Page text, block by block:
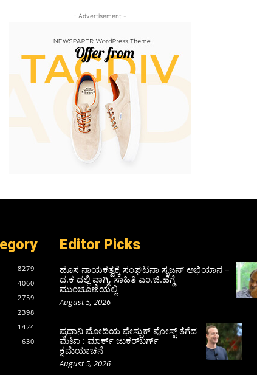
- Advertisement -
8279
4060
2759
2398
1424
630
Editor Picks
ಹೊಸ ನಾಯಕತ್ವಕ್ಕೆ ಸಂಘಟನಾ ಸೃಜನ್ ಅಭಿಯಾನ –
ದ.ಕ ದಲ್ಲಿ ವಾಗ್ಮಿ, ಸಾಹಿತಿ ಎಂ.ಜಿ.ಹೆಗ್ಡೆ
ಮುಂಚೂಣಿಯಲ್ಲಿ
August 5, 2026
ಪ್ರಧಾನಿ ಮೋದಿಯ ಫೇಸ್ಬುಕ್‌ ಪೋಸ್ಟ್‌ ತೆಗೆದ
ಮೆಟಾ : ಮಾರ್ಕ್ ಜುಕರ್‌ಬರ್ಗ್
ಕ್ಷಮೆಯಾಚನೆ
August 5, 2026